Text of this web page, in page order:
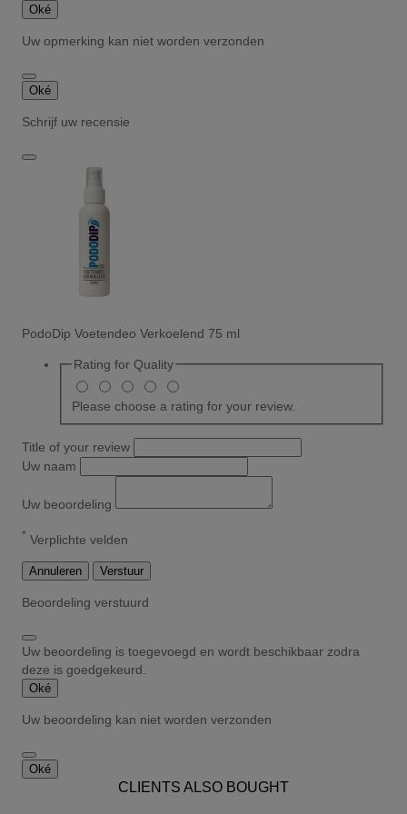
Oké
Uw opmerking kan niet worden verzonden
Oké
Schrijf uw recensie
PodoDip Voetendeo Verkoelend 75 ml
Rating for Quality
Please choose a rating for your review.
Title of your review
Uw naam
Uw beoordeling
* Verplichte velden
Annuleren Verstuur
Beoordeling verstuurd
Uw beoordeling is toegevoegd en wordt beschikbaar zodra
deze is goedgekeurd.
Oké
Uw beoordeling kan niet worden verzonden
Oké
CLIENTS ALSO BOUGHT